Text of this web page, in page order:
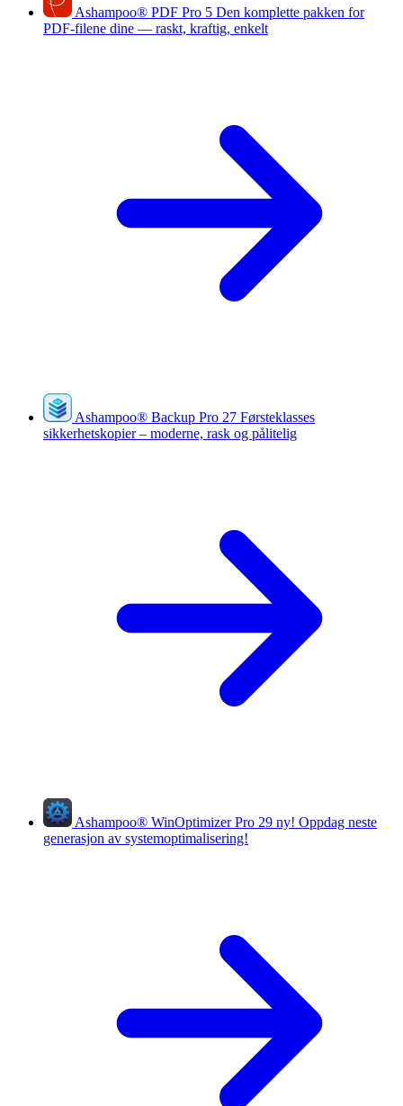
Ashampoo® PDF Pro 5 Den komplette pakken for
PDF-filene dine — raskt, kraftig, enkelt
Ashampoo® Backup Pro 27 Førsteklasses
sikkerhetskopier – moderne, rask og pålitelig
Ashampoo® WinOptimizer Pro 29 ny! Oppdag neste
generasjon av systemoptimalisering!